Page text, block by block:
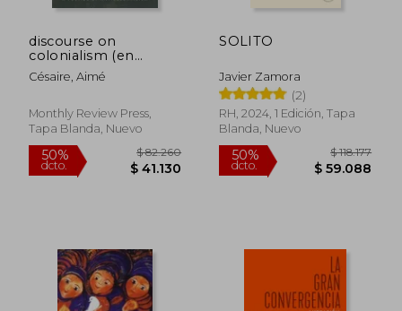
discourse on
colonialism (en
Inglés)
Césaire, Aimé
Monthly Review Press,
Tapa Blanda, Nuevo
SOLITO
Javier Zamora
(2)
RH, 2024, 1 Edición, Tapa
Blanda, Nuevo